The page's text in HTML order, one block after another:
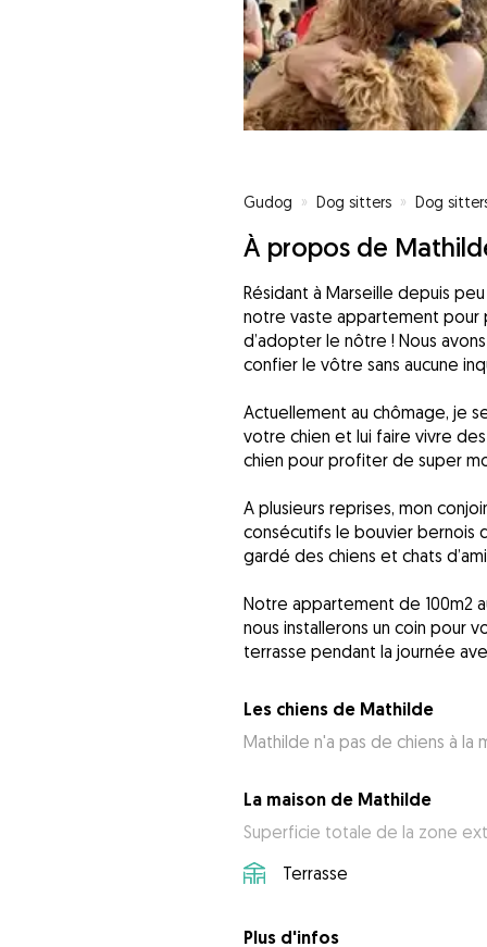
Gudog » Dog sitters » Dog
À propos de
Résidant à Marseille depuis
notre vaste appartement pour
d’adopter le nôtre ! Nous
confier le vôtre sans aucune
Actuellement au chômage, je
votre chien et lui faire vivre
chien pour profiter de super
A plusieurs reprises, mon
consécutifs le bouvier bernois
gardé des chiens et chats
Notre appartement de 100m2
nous installerons un coin pour
terrasse pendant la journée
Les chiens de Mathilde
Mathilde n'a pas de chiens à la
La maison de Mathilde
Superficie totale de la zone
Terrasse
Plus d'infos